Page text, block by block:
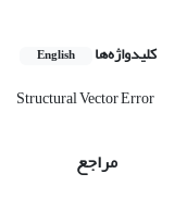
کلیدواژه‌ها English
Structural Vector Error
مراجع